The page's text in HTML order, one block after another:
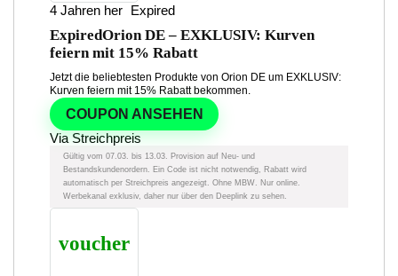
4 Jahren her Expired
ExpiredOrion DE – EXKLUSIV: Kurven
feiern mit 15% Rabatt
Jetzt die beliebtesten Produkte von Orion DE um EXKLUSIV:
Kurven feiern mit 15% Rabatt bekommen.
COUPON ANSEHEN
Via Streichpreis
Gültig vom 07.03. bis 13.03. Provision auf Neu- und
Bestandskundenordern. Ein Code ist nicht notwendig, Rabatt wird
automatisch per Streichpreis angezeigt. Ohne MBW. Nur online.
Werbekanal exklusiv, daher nur über den Deeplink zu sehen.
voucher